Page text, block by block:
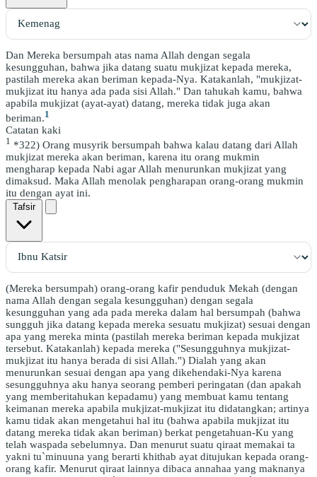
Dan Mereka bersumpah atas nama Allah dengan segala
kesungguhan, bahwa jika datang suatu mukjizat kepada mereka,
pastilah mereka akan beriman kepada-Nya. Katakanlah, "mukjizat-
mukjizat itu hanya ada pada sisi Allah." Dan tahukah kamu, bahwa
apabila mukjizat (ayat-ayat) datang, mereka tidak juga akan
beriman.1
Catatan kaki
1 *322) Orang musyrik bersumpah bahwa kalau datang dari Allah
mukjizat mereka akan beriman, karena itu orang mukmin
mengharap kepada Nabi agar Allah menurunkan mukjizat yang
dimaksud. Maka Allah menolak pengharapan orang-orang mukmin
itu dengan ayat ini.
Tafsir
(Mereka bersumpah) orang-orang kafir penduduk Mekah (dengan
nama Allah dengan segala kesungguhan) dengan segala
kesungguhan yang ada pada mereka dalam hal bersumpah (bahwa
sungguh jika datang kepada mereka sesuatu mukjizat) sesuai dengan
apa yang mereka minta (pastilah mereka beriman kepada mukjizat
tersebut. Katakanlah) kepada mereka ("Sesungguhnya mukjizat-
mukjizat itu hanya berada di sisi Allah.") Dialah yang akan
menurunkan sesuai dengan apa yang dikehendaki-Nya karena
sesungguhnya aku hanya seorang pemberi peringatan (dan apakah
yang memberitahukan kepadamu) yang membuat kamu tentang
keimanan mereka apabila mukjizat-mukjizat itu didatangkan; artinya
kamu tidak akan mengetahui hal itu (bahwa apabila mukjizat itu
datang mereka tidak akan beriman) berkat pengetahuan-Ku yang
telah waspada sebelumnya. Dan menurut suatu qiraat memakai ta
yakni tu`minuuna yang berarti khithab ayat ditujukan kepada orang-
orang kafir. Menurut qiraat lainnya dibaca annahaa yang maknanya